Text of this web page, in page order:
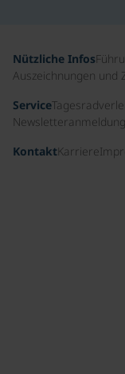
Nützliche Infos
Auszeichnungen und
Service
Newsletteranmeldung
KontaktKarriere